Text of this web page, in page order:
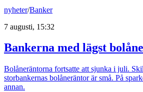
nyheter/Banker
7 augusti, 15:32
Bankerna med lägst
Bolåneräntorna fortsatte att sjunka i juli.
storbankernas bolåneräntor är små. På
annan.